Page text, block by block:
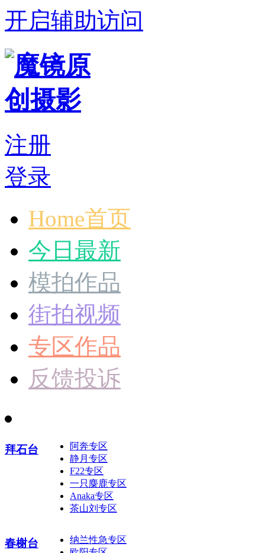
开启辅助访问
注册
登录
Home首页
今日最新
模拍作品
街拍视频
专区作品
反馈投诉
拜石台
阿奔专区
静月专区
F22专区
一只麋鹿专区
Anaka专区
茶山刘专区
春榭台
纳兰性急专区